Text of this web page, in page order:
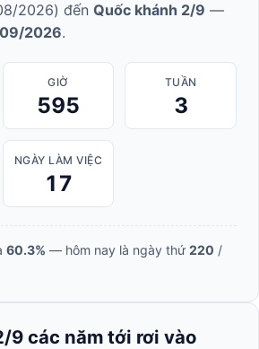
2026) đến Quốc khánh 2/9 —
2026.
GIỜ
595
TUẦN
3
NGÀY LÀM VIỆC
17
60.3% — hôm nay là ngày thứ 220 /
9 các năm tới rơi vào